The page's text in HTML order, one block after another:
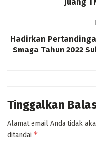
Juang
Hadirkan
Smaga Tahun 2022
Tinggalkan
Alamat email Anda tidak
ditandai *